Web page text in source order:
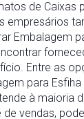
de Caixas
empresários
Embalagem
Entre as
para
à maioria
vendas,